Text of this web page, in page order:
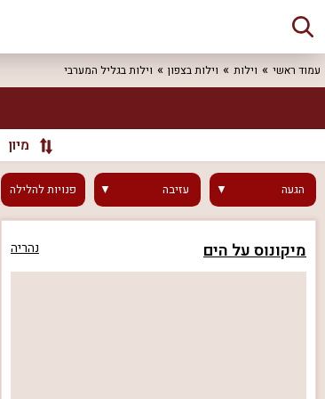
עמוד ראשי וילות וילות בצפון וילות בגליל המערבי
מיון
הגעה עזיבה פנויותלהלילה
מיקונוס על הים נהריה